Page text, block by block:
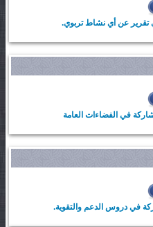
عن أي نشاط تربوي.
في الفضاءات العامة
في دروس الدعم والتقوية.